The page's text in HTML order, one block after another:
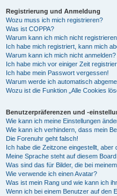
Registrierung und Anmeldung
Wozu muss ich mich registrieren?
Was ist COPPA?
Warum kann ich mich nicht
Ich habe mich registriert, kann mich
Warum kann ich mich nicht anmelden?
Ich habe mich vor einiger Zeit
Ich habe mein Passwort vergessen!
Warum werde ich automatisch
Wozu ist die Funktion „Alle Cookies
Benutzerpräferenzen und -
Wie kann ich meine Einstellungen
Wie kann ich verhindern, dass mein
Die Forenuhr geht falsch!
Ich habe die Zeitzone eingestellt,
Meine Sprache steht auf diesem
Was sind das für Bilder, die bei
Wie verwende ich einen Avatar?
Was ist mein Rang und wie kann ich
Wenn ich bei einem Benutzer auf den